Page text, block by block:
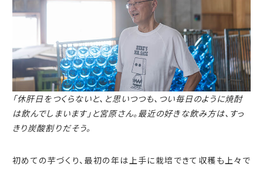
「休肝日をつくらないと、と思いつつも、つい毎日のように焼酎
は飲んでしまいます」と宮原さん。最近の好きな飲み方は、すっ
きり炭酸割りだそう。
初めての芋づくり、最初の年は上手に栽培できて収穫も上々で